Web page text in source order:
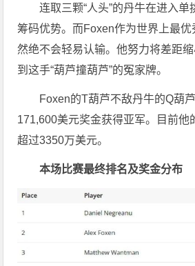
连取三颗“人头”的丹牛在进入单
筹码优势。而Foxen作为世界上最优
然绝不会轻易认输。他努力将差距
到这手“葫芦撞葫芦”的冤家牌。
Foxen的T葫芦不敌丹牛的Q葫
171,600美元奖金获得亚军。目前他
超过3350万美元。
本场比赛最终排名及奖金分布